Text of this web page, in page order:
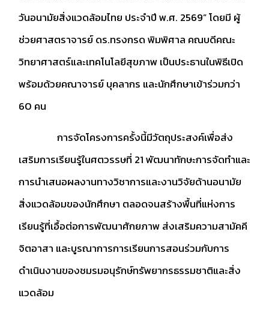
วันอนามัยสิ่งแวดล้อมไทย ประจำปี พ.ศ. 2569” โดยมี ผู้
ช่วยศาสตราจารย์ ดร.ทรงกรด พิมพิศาล คณบดีคณะ
วิทยาศาสตร์และเทคโนโลยีสุขภาพ เป็นประธานในพิธีเปิด
พร้อมด้วยคณาจารย์ บุคลากร และนักศึกษาเข้าร่วมกว่า
60 คน
การจัดโครงการครั้งนี้มีวัตถุประสงค์เพื่อส่ง
เสริมการเรียนรู้ในศตวรรษที่ 21 พัฒนาทักษะการจัดทำและ
การนำเสนอผลงานทางวิชาการและงานวิจัยด้านอนามัย
สิ่งแวดล้อมของนักศึกษา ตลอดจนสร้างพื้นที่แห่งการ
เรียนรู้ที่เอื้อต่อการพัฒนาศักยภาพ ส่งเสริมความสามัคคี
จิตอาสา และบูรณาการการเรียนการสอนร่วมกับการ
ดำเนินงานของชมรมอนุรักษ์ทรัพยากรธรรมชาติและสิ่ง
แวดล้อม